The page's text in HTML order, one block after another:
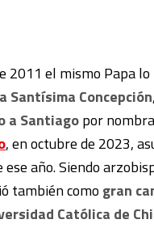
2011 el mismo Papa
Santísima Concepción
a Santiagopor
, en octubre de 2023,
año. Siendo
también como gran
Católica de